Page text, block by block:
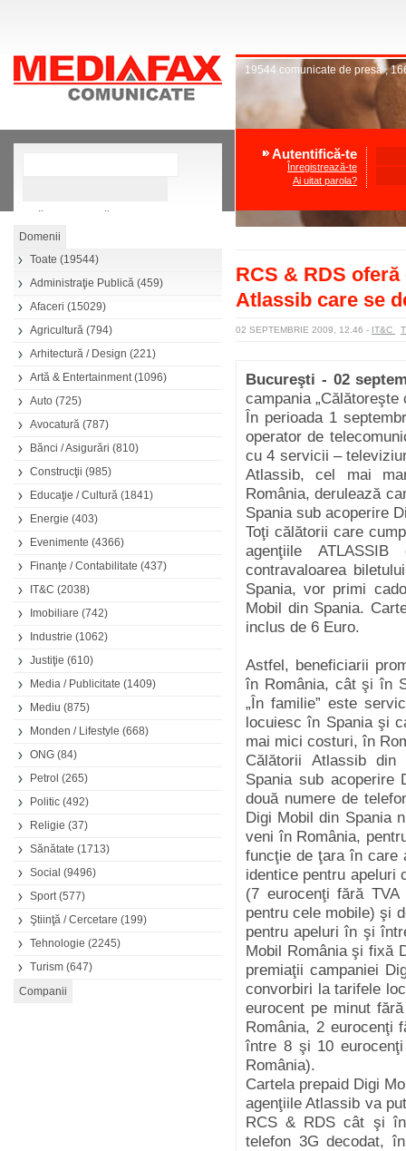
Căutare avansată
Toate (19544)
Administraţie Publică (459)
Afaceri (15029)
Agricultură (794)
Arhitectură / Design (221)
Artă & Entertainment(1096)
Auto (725)
Avocatură (787)
Bănci / Asigurări (810)
Construcţii (985)
Educaţie / Cultură (1841)
Energie (403)
Evenimente (4366)
Finanţe / Contabilitate (437)
IT&C (2038)
Imobiliare (742)
Industrie (1062)
Justiţie (610)
Media / Publicitate (1409)
Mediu (875)
Monden / Lifestyle (668)
ONG (84)
Petrol (265)
Politic (492)
Religie (37)
Sănătate (1713)
Social (9496)
Sport(577)
Ştiinţă / Cercetare (199)
Tehnologie (2245)
Turism (647)
19544 comunicate de presă,
Autentifică-te
Înregistrează-te
Ai uitat parola?
RCS & RDS
Atlassib care se
02 SEPTEMBRIE 2009, 12.46 - IT&C
Bucureşti - 02
campania
În perioada 1
operator de
cu 4 servicii –
Atlassib, cel mai
România, derulează
Spania sub acoperire
Toţi călătorii care
agenţiile
contravaloarea
Spania, vor primi
Mobil din Spania.
inclus de 6 Euro.
Astfel, beneficiarii
în România, cât şi în
„În familie” este
locuiesc în Spania şi
mai mici costuri, în
Călătorii Atlassib din
Spania sub acoperire
două numere de
Digi Mobil din Spania
veni în România,
funcţie de ţara în care
identice pentru apeluri
(7 eurocenţi fără
pentru cele mobile) şi
pentru apeluri în şi
Mobil România şi fixă
premiaţii campaniei
convorbiri la tarifele
eurocent pe minut
România, 2 eurocenţi
între 8 şi 10
România).
Cartela prepaid Digi
agenţiile Atlassib va
RCS & RDS cât şi
telefon 3G decodat,